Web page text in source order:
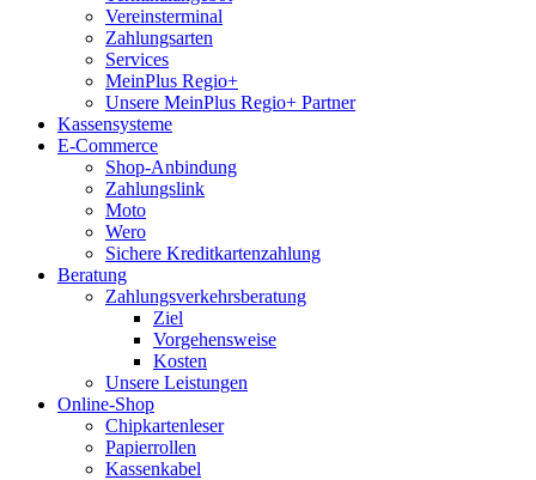
Vereinsterminal
Zahlungsarten
Services
MeinPlus Regio+
Unsere MeinPlus Regio+ Partner
Kassensysteme
E-Commerce
Shop-Anbindung
Zahlungslink
Moto
Wero
Sichere Kreditkartenzahlung
Beratung
Zahlungsverkehrsberatung
Ziel
Vorgehensweise
Kosten
Unsere Leistungen
Online-Shop
Chipkartenleser
Papierrollen
Kassenkabel